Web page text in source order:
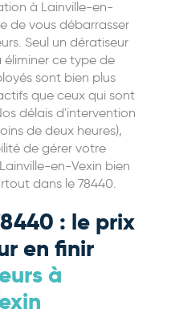
à Lainville-en-
de vous débarrasser
Seul un dératiseur
éliminer ce type de
sont bien plus
que ceux qui sont
délais d'intervention
de deux heures),
de gérer votre
en-Vexin bien
dans le 78440.
: le prix
en finir
à